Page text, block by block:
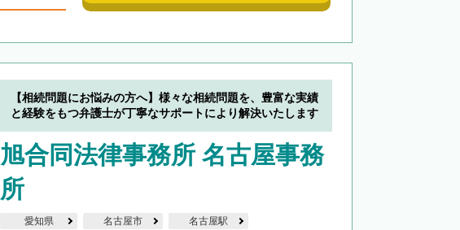
【相続問題にお悩みの方へ】様々な相続問題を、豊富な実績
と経験をもつ弁護士が丁寧なサポートにより解決いたします
旭合同法律事務所 名古屋事務
所
愛知県 名古屋市 名古屋駅